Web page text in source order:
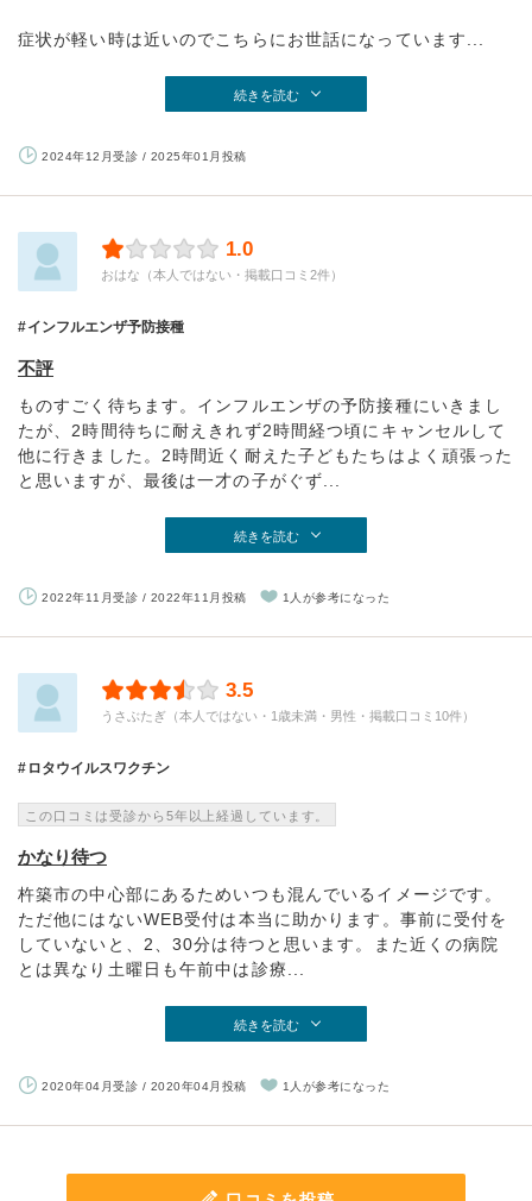
症状が軽い時は近いのでこちらにお世話になっています...
続きを読む
2024年12月受診 / 2025年01月投稿
1.0
おはな（本人ではない・掲載口コミ2件）
インフルエンザ予防接種
不評
ものすごく待ちます。インフルエンザの予防接種にいきまし
たが、2時間待ちに耐えきれず2時間経つ頃にキャンセルして
他に行きました。2時間近く耐えた子どもたちはよく頑張った
と思いますが、最後は一才の子がぐず...
続きを読む
2022年11月受診 / 2022年11月投稿 1人が参考になった
3.5
うさぶたぎ（本人ではない・1歳未満・男性・掲載口コミ10件）
ロタウイルスワクチン
この口コミは受診から5年以上経過しています。
かなり待つ
杵築市の中心部にあるためいつも混んでいるイメージです。
ただ他にはないWEB受付は本当に助かります。事前に受付を
していないと、2、30分は待つと思います。また近くの病院
とは異なり土曜日も午前中は診療...
続きを読む
2020年04月受診 / 2020年04月投稿 1人が参考になった